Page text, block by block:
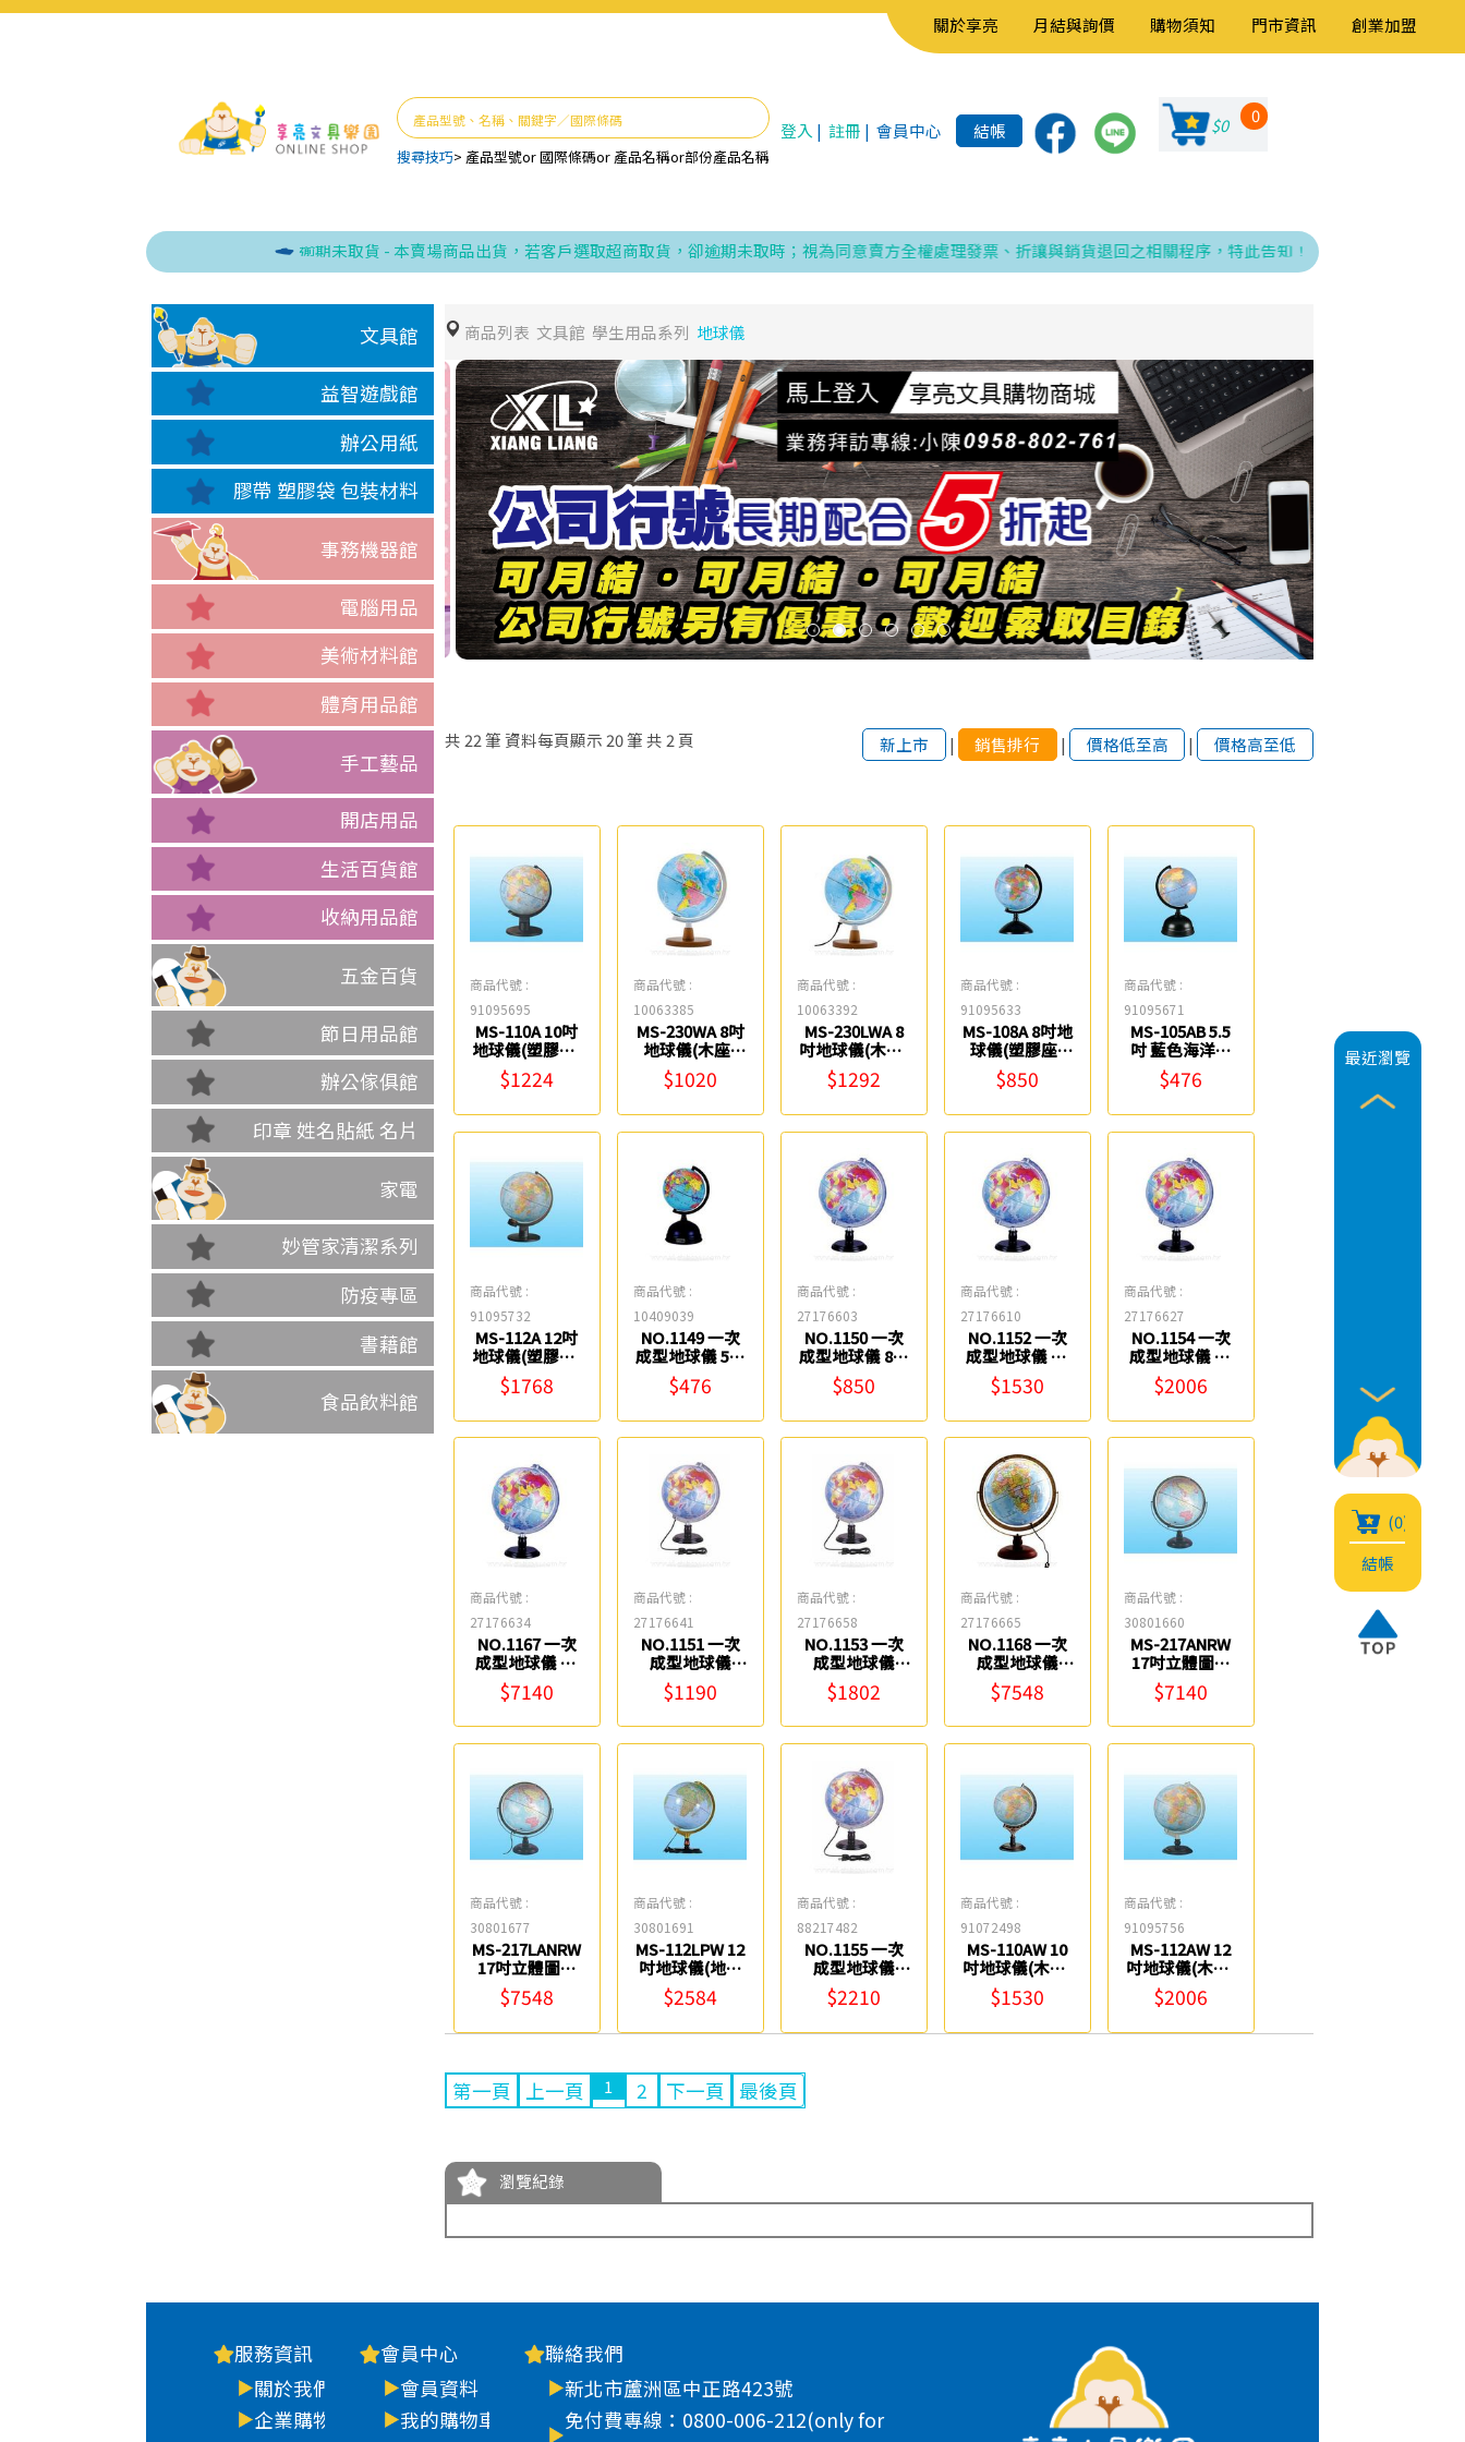
關於享亮 月結與詢價 購物須知 門市資訊 創業加盟
搜尋技巧> 產品型號or國際條碼or 產品名稱or部份產品名稱
登入 | 註冊 | 會員中心 結帳 $0 0
逾期未取貨 - 本賣場商品出貨，若客戶選取超商取貨，卻逾期未取時；視為同意賣方全權處理發票、折讓與銷貨退回之相關程序，特此告知！
最近瀏覽
(0)
結帳
文具館
益智遊戲館
辦公用紙
膠帶 塑膠袋 包裝材料
事務機器館
電腦用品
美術材料館
體育用品館
手工藝品
開店用品
生活百貨館
收納用品館
五金百貨
節日用品館
辦公傢俱館
印章 姓名貼紙 名片
家電
妙管家清潔系列
防疫專區
書藉館
食品飲料館
商品列表 文具館 學生用品系列 地球儀
共 22筆 資料每頁顯示 20筆 共 2頁 新上市 | 銷售排行 | 價格低至高 | 價格高至低
商品代號 :
91095695
MS-110A 10吋
地球儀(塑膠座)
2610 Fucashun
$1224
商品代號 :
10063385
MS-230WA 8吋
地球儀(木座)
3604-1
Fucashun
$1020
商品代號 :
10063392
MS-230LWA 8
吋地球儀(木座)
附燈 3608-1
Fucashun
$1292
商品代號 :
91095633
MS-108A 8吋地
球儀(塑膠座)
3602 Fucashun
$850
商品代號 :
91095671
MS-105AB 5.5
吋 藍色海洋地
球儀(錢筒)
3601 Fucashun
$476
商品代號 :
91095732
MS-112A 12吋
地球儀(塑膠座)
3619 Fucashun
$1768
商品代號 :
10409039
NO.1149 一次
成型地球儀 5吋
(附錢筒) Life
$476
商品代號 :
27176603
NO.1150 一次
成型地球儀 8吋
Life
$850
商品代號 :
27176610
NO.1152 一次
成型地球儀 10
吋 Life
$1530
商品代號 :
27176627
NO.1154 一次
成型地球儀 12
吋 Life
$2006
商品代號 :
27176634
NO.1167 一次
成型地球儀 17
吋 Life
$7140
商品代號 :
27176641
NO.1151 一次
成型地球儀
(LED燈光) 8吋
Life
$1190
商品代號 :
27176658
NO.1153 一次
成型地球儀
(LED燈光) 10吋
Life
$1802
商品代號 :
27176665
NO.1168 一次
成型地球儀
(LED燈光) 17吋
Life
$7548
商品代號 :
30801660
MS-217ANRW
17吋立體圖面
地球儀(木座)
3628 Fucashun
$7140
商品代號 :
30801677
MS-217LANRW
17吋立體圖面
地球儀(木座附
燈) 3629
$7548
商品代號 :
30801691
MS-112LPW 12
吋地球儀(地形
行政兩用) 3627
Fucashun
$2584
商品代號 :
88217482
NO.1155 一次
成型地球儀
(LED燈光) 12吋
Life
$2210
商品代號 :
91072498
MS-110AW 10
吋地球儀(木座)
3612 Fucashun
$1530
商品代號 :
91095756
MS-112AW 12
吋地球儀(木座)
3621 Fucashun
$2006
第一頁 上一頁 1 2 下一頁 最後頁
瀏覽紀錄
服務資訊
關於我們
企業購物
會員中心
會員資料
我的購物車
聯絡我們
新北市蘆洲區中正路423號
免付費專線：0800-006-212(only for